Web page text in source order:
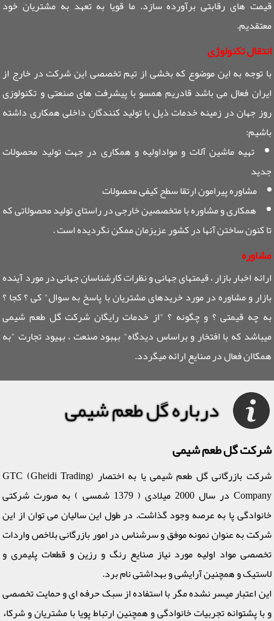
قیمت های رقابتی برآورده سازد. ما قویا به تعهد به مشتریان خود
معتقدیم.
انتقال تکنولوژی
با توجه به این موضوع که بخشی از تیم تخصصی این شرکت در خارج از
ایران فعال می باشد قادریم همسو با پیشرفت های صنعتی و تکنولوزی
روز جهان در زمینه خدمات ذیل با تولید کنندگان داخلی همکاری داشته
باشیم:
تهیه ماشین آلات و مواداولیه و همکاری در جهت تولید محصولات
جدید
مشاوره پیرامون ارتقا سطح کیفی محصولات
همکاری و مشاوره با متخصصین خارجی در راستای تولید محصولاتی که
تا کنون ساختن آنها در کشور عزیزمان ممکن نگردیده است .
مشاوره
ارائه اخبار بازار ، قیمتهای جهانی و نظرات کارشناسان جهانی در مورد آینده
بازار و مشاوره در مورد خریدهای مشتریان با پاسخ به سوال" کی ؟ کجا ؟
به چه قیمتی ؟ و چگونه ؟ "از خدمات رایگان شرکت گل طعم شیمی
میباشد که با افتخار و براساس دیدگاه" بهبود صنعت ، بهیود تجارت "به
همکاان فعال در صنایع ارائه میگردد.
درباره گل طعم شیمی
شرکت گل طعم شیمی
شرکت بازرگانی گل طعم شیمی یا به اختصار (GTC (Gheidi Trading
Company در سال 2000 میلادی ( 1379 شمسی ) به صورت شرکتی
خانوادگی پا به عرصه وجود گذاشت. در طول این سالیان می توان از این
شرکت به عنوان نمونه موفق و سرشناس در امور بازرگانی بلاخص واردات
تخصصی مواد اولیه مورد نیاز صنایع رنگ و رزین و قطعات پلیمری و
لاستیک و همچنین آرایشی و بهداشتی نام برد.
این اعتبار میسر نشده مگر با استفاده از سبک حرفه ای و حمایت تخصصی
و با پشتوانه تجربیات خانوادگی و همچنین ارتباط پویا با مشتریان و شرکاء